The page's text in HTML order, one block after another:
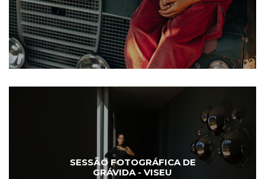
SESSÃO FOTOGRÁFICA DE
GRÁVIDA - VISEU